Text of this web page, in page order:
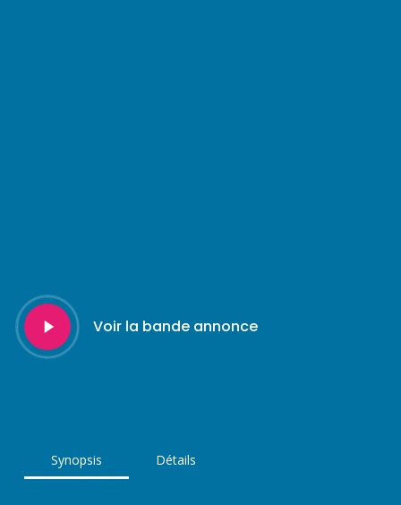
Play
Video
Voir la bande annonce
Synopsis Détails